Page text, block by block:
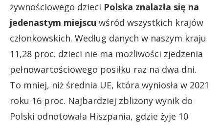
żywnościowego dzieci Polska znalazła się na
jedenastym miejscu wśród wszystkich krajów
członkowskich. Według danych w naszym kraju
11,28 proc. dzieci nie ma możliwości zjedzenia
pełnowartościowego posiłku raz na dwa dni.
To mniej, niż średnia UE, która wyniosła w 2021
roku 16 proc. Najbardziej zbliżony wynik do
Polski odnotowała Hiszpania, gdzie żyje 10